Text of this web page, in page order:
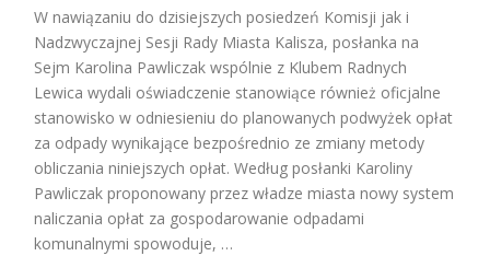
W nawiązaniu do dzisiejszych posiedzeń Komisji jak i
Nadzwyczajnej Sesji Rady Miasta Kalisza, posłanka na
Sejm Karolina Pawliczak wspólnie z Klubem Radnych
Lewica wydali oświadczenie stanowiące również oficjalne
stanowisko w odniesieniu do planowanych podwyżek opłat
za odpady wynikające bezpośrednio ze zmiany metody
obliczania niniejszych opłat. Według posłanki Karoliny
Pawliczak proponowany przez władze miasta nowy system
naliczania opłat za gospodarowanie odpadami
komunalnymi spowoduje, …